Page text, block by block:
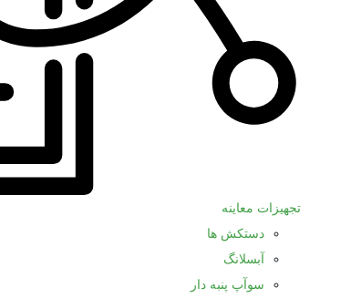
تجهیزات معاینه
دستکش ها
آبسلانگ
سوآپ پنبه دار